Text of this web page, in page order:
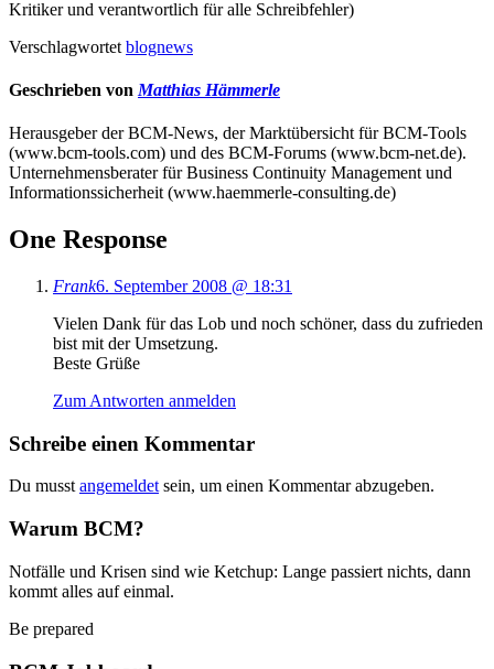
Kritiker und verantwortlich für alle Schreibfehler)
Verschlagwortet blognews
Geschrieben von Matthias Hämmerle
Herausgeber der BCM-News, der Marktübersicht für BCM-Tools
(www.bcm-tools.com) und des BCM-Forums (www.bcm-net.de).
Unternehmensberater für Business Continuity Management und
Informationssicherheit (www.haemmerle-consulting.de)
One Response
Frank6. September 2008 @ 18:31
Vielen Dank für das Lob und noch schöner, dass du zufrieden
bist mit der Umsetzung.
Beste Grüße
Zum Antworten anmelden
Schreibe einen Kommentar
Du musstangemeldetsein, um einen Kommentar abzugeben.
Warum BCM?
Notfälle und Krisen sind wie Ketchup: Lange passiert nichts, dann
kommt alles auf einmal.
Be prepared